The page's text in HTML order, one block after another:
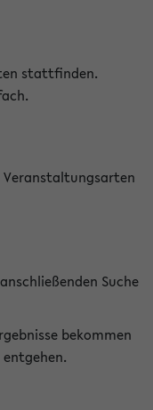
stattfinden.
Veranstaltungsarten
Suche
bekommen